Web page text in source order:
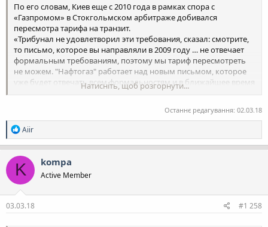
По его словам, Киев еще с 2010 года в рамках спора с
«Газпромом» в Стокгольмском арбитраже добивался
пересмотра тарифа на транзит.
«Трибунал не удовлетворил эти требования, сказал: смотрите,
то письмо, которое вы направляли в 2009 году … не отвечает
формальным требованиям, поэтому мы тариф пересмотреть
не можем. "Нафтогаз" работает над новым письмом, которое
уже будет отвечать всем формальностям и в ближайшее время
такое письмо будет в "Газпром" отправлено», — заявил
Натисніть, щоб розгорнути...
Останнє редагування: 02.03.18
Р
е
а
к
ц
і
ї
:
Aiir
K kompa
Active Member
03.03.18 #1 258